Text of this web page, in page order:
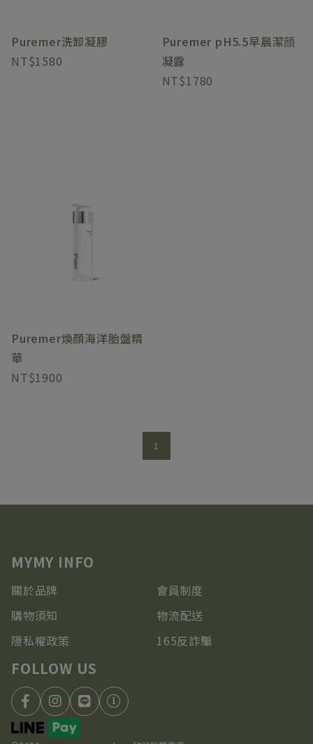
Puremer洗卸凝膠
1580
Puremer pH5.5早晨潔顔
凝露
1780
Puremer煥顏海洋胎盤精
華
1900
1
關於品牌
會員制度
購物須知
物流配送
隱私權政策
165反詐騙